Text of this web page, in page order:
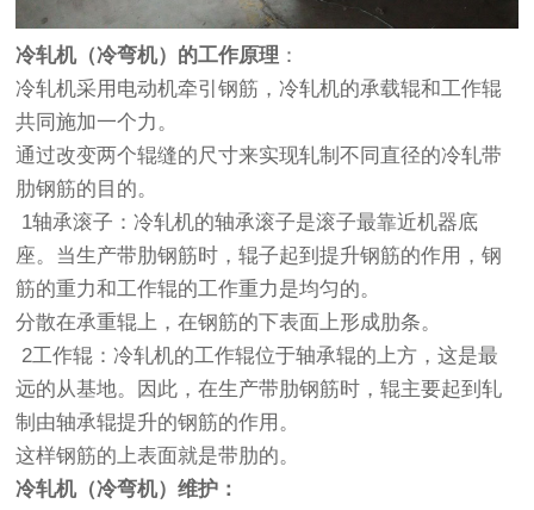
冷轧机（冷弯机）的工作原理 ：
冷轧机采用电动机牵引钢筋，冷轧机的承载辊和工作辊
共同施加一个力。
通过改变两个辊缝的尺寸来实现轧制不同直径的冷轧带
肋钢筋的目的。
1轴承滚子：冷轧机的轴承滚子是滚子最靠近机器底
座。当生产带肋钢筋时，辊子起到提升钢筋的作用，钢
筋的重力和工作辊的工作重力是均匀的。
分散在承重辊上，在钢筋的下表面上形成肋条。
2工作辊：冷轧机的工作辊位于轴承辊的上方，这是最
远的从基地。因此，在生产带肋钢筋时，辊主要起到轧
制由轴承辊提升的钢筋的作用。
这样钢筋的上表面就是带肋的。
冷轧机（冷弯机）维护：